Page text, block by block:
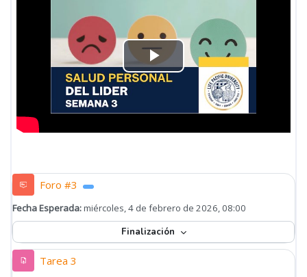
Reproducir
Vídeo
Foro #3
Fecha Esperada:miércoles, 4 de febrero de 2026, 08:00
Finalización
Tarea 3